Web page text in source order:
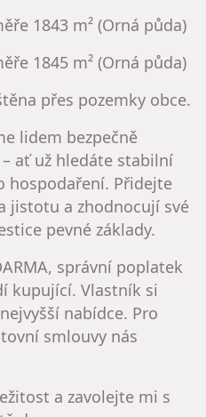
1843 m² (Orná půda)
1845 m² (Orná půda)
přes pozemky obce.
lidem bezpečně
ať už hledáte stabilní
hospodaření. Přidejte
jistotu a zhodnocují své
pevné základy.
správní poplatek
kupující. Vlastník si
nabídce. Pro
smlouvy nás
a zavolejte mi s